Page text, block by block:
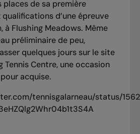
places de sa première
d’une épreuve
à Flushing Meadows. Même
préliminaire de peu,
quelques jours sur le site
Tennis Centre, une occasion
acquise.
tennisgalarneau/status/